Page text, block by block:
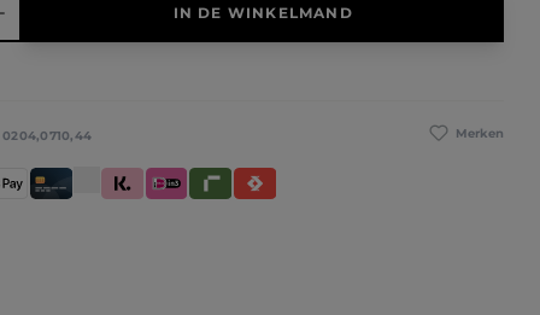
IN DE WINKELMAND
Merken
0204,0710,44
Pay
Creditcard / Betaalpas
Klarna (Achteraf betalen / In delen betalen /
iDeal IN3
RivertySatispay